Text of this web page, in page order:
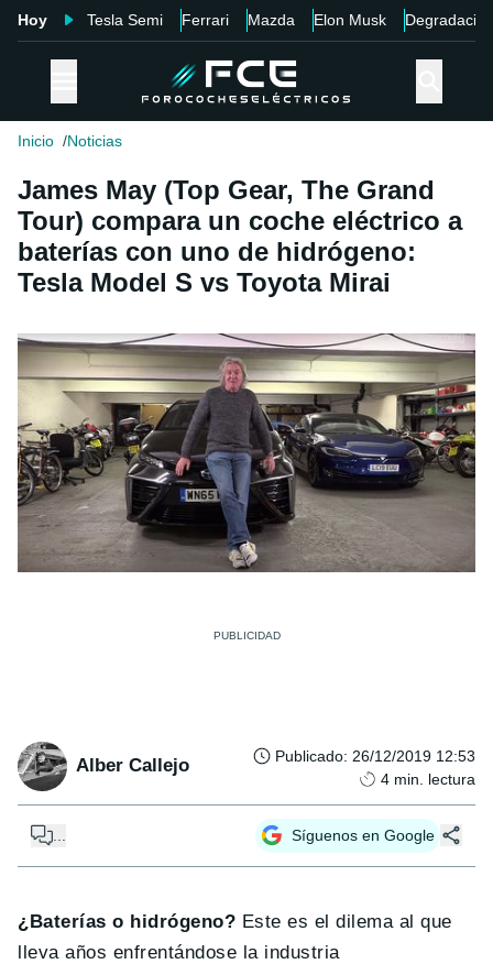
Hoy Tesla Semi Ferrari Mazda Elon Musk Degradación
Inicio Noticias
James May (Top Gear, The Grand
Tour) compara un coche eléctrico a
baterías con uno de hidrógeno:
Tesla Model S vs Toyota Mirai
Alber Callejo Publicado: 26/12/2019 12:53
4 min. lectura
Síguenos en Google
¿Baterías o hidrógeno? Este es el dilema al que
lleva años enfrentándose la industria